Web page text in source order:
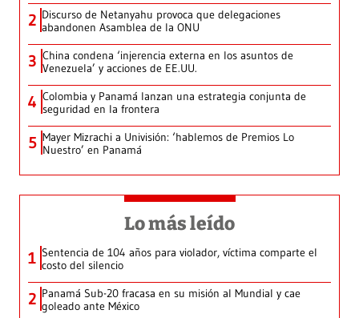
2 Discurso de Netanyahu provoca que delegaciones
abandonen Asamblea de la ONU
3 China condena ‘injerencia externa en los asuntos de
Venezuela’ y acciones de EE.UU.
4 Colombia y Panamá lanzan una estrategia conjunta de
seguridad en la frontera
5 Mayer Mizrachi a Univisión: ‘hablemos de Premios Lo
Nuestro’ en Panamá
Lo más leído
1 Sentencia de 104 años para violador, víctima comparte el
costo del silencio
2 Panamá Sub-20 fracasa en su misión al Mundial y cae
goleado ante México